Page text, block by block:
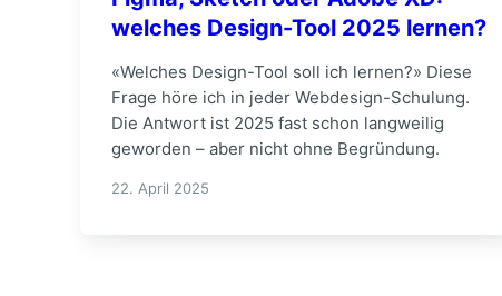
welches Design-Tool 2025 lernen?
«Welches Design-Tool soll ich lernen?» Diese
Frage höre ich in jeder Webdesign-Schulung.
Die Antwort ist 2025 fast schon langweilig
geworden – aber nicht ohne Begründung.
22. April 2025